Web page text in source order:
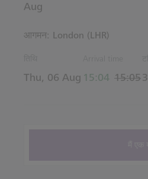
Aug
आगमन: London (LHR)
Thu, 06 Aug actual समय
15:04
Estimated समय
15:053